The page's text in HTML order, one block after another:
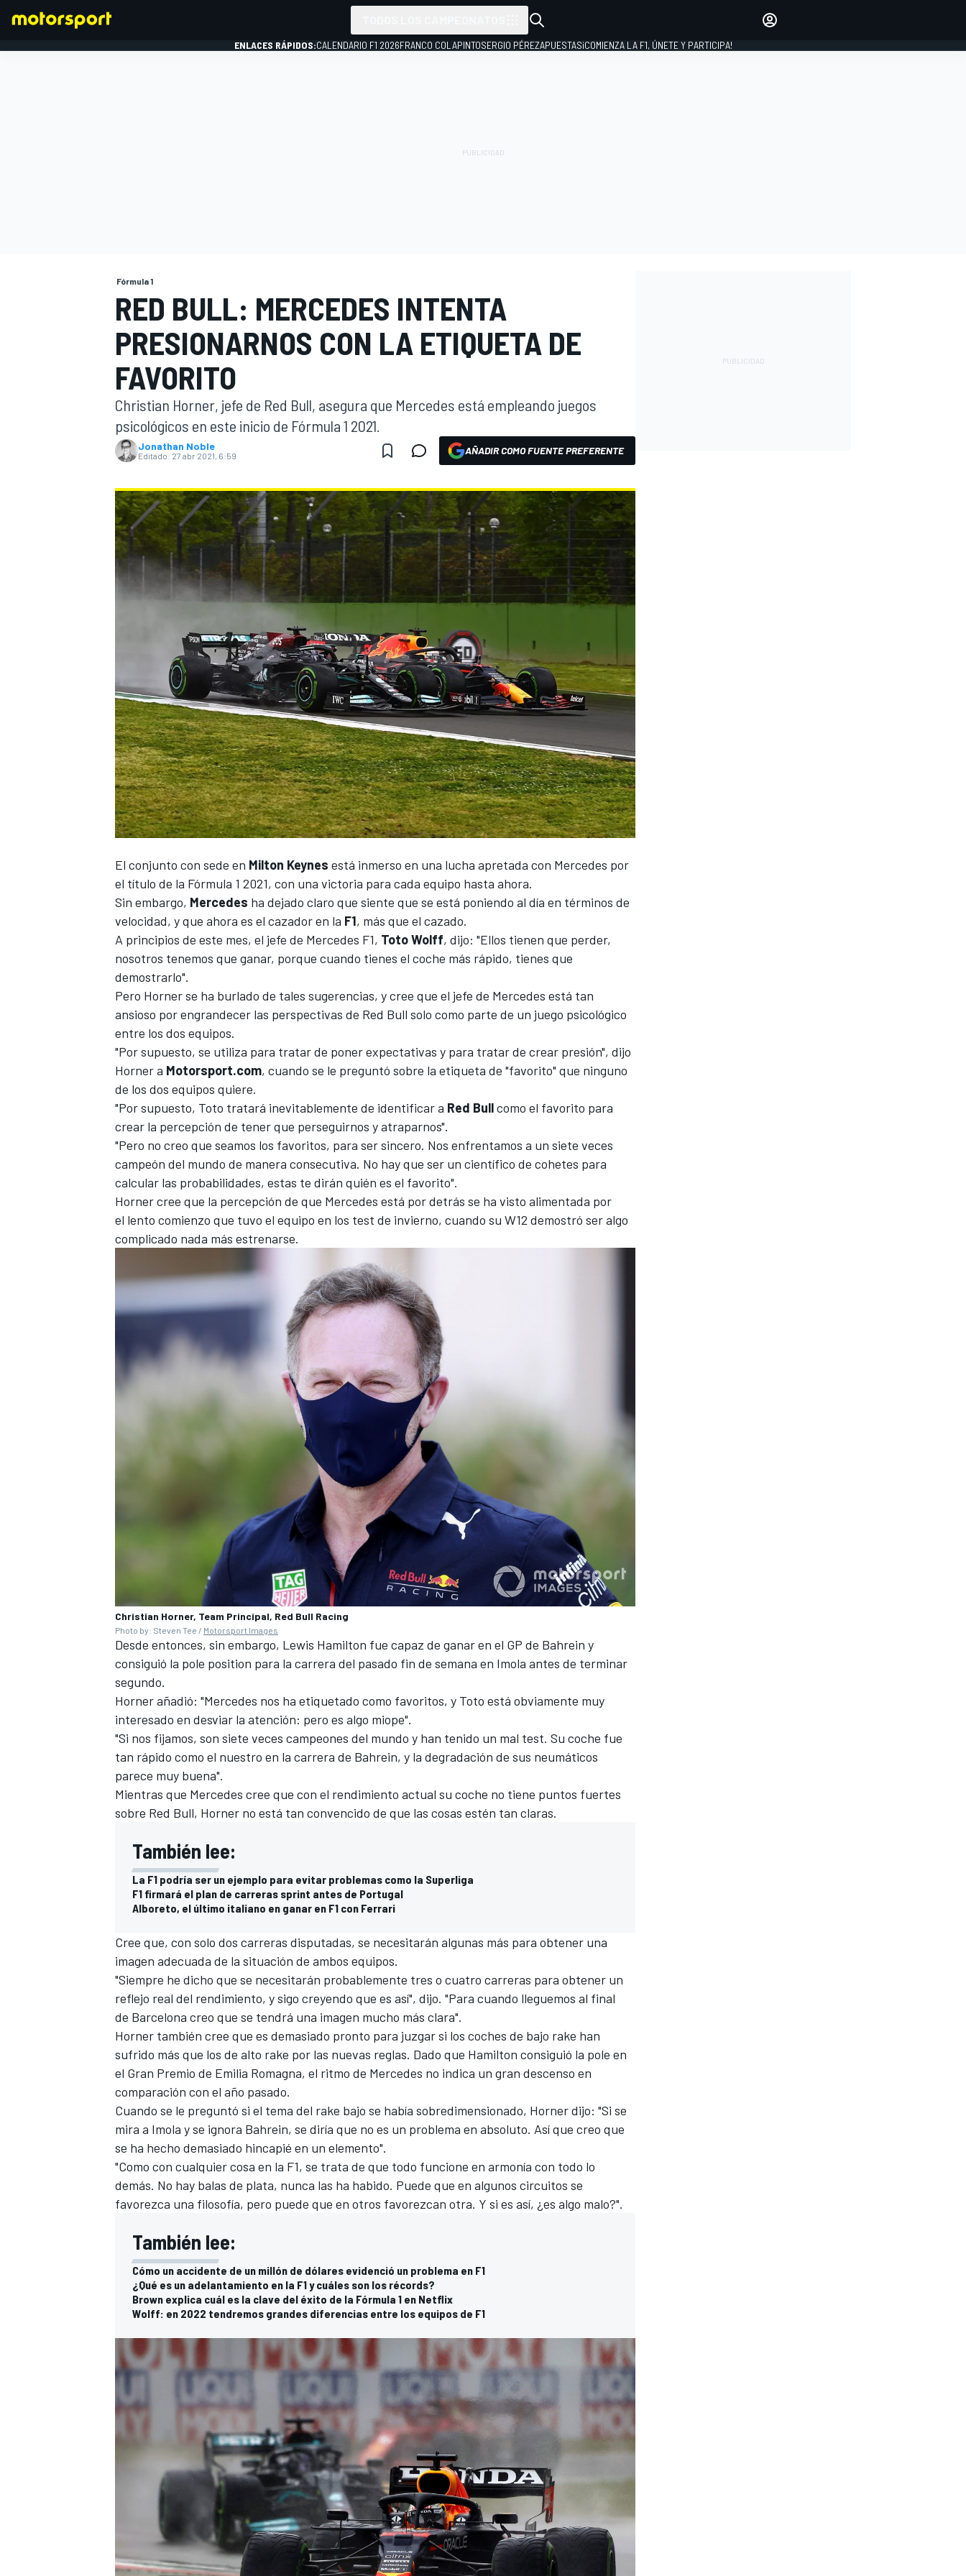
INDYCAR
MOTOGP
NASCAR CUP
FÓRMULA E
WRC
MÁS CATEGORÍAS
INICIAR SESIÓN
ENLACES RÁPIDOS:CALENDARIO F1 2026FRANCO COLAPINTOSERGIO PÉREZAPUESTAS¡COMIENZA LA F1, ÚNETE Y PARTICIPA!
Fórmula 1
RED BULL: MERCEDES INTENTA
PRESIONARNOS CON LA ETIQUETA DE
FAVORITO
Christian Horner, jefe de Red Bull, asegura que Mercedes está empleando juegos
psicológicos en este inicio de Fórmula 1 2021.
Jonathan Noble
Editado: 27 abr 2021, 6:59 AÑADIR COMO FUENTE PREFERENTE
El conjunto con sede en Milton Keynes está inmerso en una lucha apretada con Mercedes por
el título de la Fórmula 1 2021, con una victoria para cada equipo hasta ahora.
Sin embargo, Mercedes ha dejado claro que siente que se está poniendo al día en términos de
velocidad, y que ahora es el cazador en la F1, más que el cazado.
A principios de este mes, el jefe de Mercedes F1, Toto Wolff, dijo: "Ellos tienen que perder,
nosotros tenemos que ganar, porque cuando tienes el coche más rápido, tienes que
demostrarlo".
Pero Horner se ha burlado de tales sugerencias, y cree que el jefe de Mercedes está tan
ansioso por engrandecer las perspectivas de Red Bull solo como parte de un juego psicológico
entre los dos equipos.
"Por supuesto, se utiliza para tratar de poner expectativas y para tratar de crear presión", dijo
Horner a Motorsport.com, cuando se le preguntó sobre la etiqueta de "favorito" que ninguno
de los dos equipos quiere.
"Por supuesto, Toto tratará inevitablemente de identificar a Red Bullcomo el favorito para
crear la percepción de tener que perseguirnos y atraparnos".
"Pero no creo que seamos los favoritos, para ser sincero. Nos enfrentamos a un siete veces
campeón del mundo de manera consecutiva. No hay que ser un científico de cohetes para
calcular las probabilidades, estas te dirán quién es el favorito".
Horner cree que la percepción de que Mercedes está por detrás se ha visto alimentada por
el lento comienzo que tuvo el equipo en los test de invierno, cuando su W12 demostró ser algo
complicado nada más estrenarse.
Christian Horner, Team Principal, Red Bull Racing
Photo by: Steven Tee / Motorsport Images
Desde entonces, sin embargo, Lewis Hamilton fue capaz de ganar en el GP de Bahrein y
consiguió la pole position para la carrera del pasado fin de semana en Imola antes de terminar
segundo.
Horner añadió: "Mercedes nos ha etiquetado como favoritos, y Toto está obviamente muy
interesado en desviar la atención: pero es algo miope".
"Si nos fijamos, son siete veces campeones del mundo y han tenido un mal test. Su coche fue
tan rápido como el nuestro en la carrera de Bahrein, y la degradación de sus neumáticos
parece muy buena".
Mientras que Mercedes cree que con el rendimiento actual su coche no tiene puntos fuertes
sobre Red Bull, Horner no está tan convencido de que las cosas estén tan claras.
También lee:
La F1 podría ser un ejemplo para evitar problemas como la Superliga
F1 firmará el plan de carreras sprint antes de Portugal
Alboreto, el último italiano en ganar en F1 con Ferrari
Cree que, con solo dos carreras disputadas, se necesitarán algunas más para obtener una
imagen adecuada de la situación de ambos equipos.
"Siempre he dicho que se necesitarán probablemente tres o cuatro carreras para obtener un
reflejo real del rendimiento, y sigo creyendo que es así", dijo. "Para cuando lleguemos al final
de Barcelona creo que se tendrá una imagen mucho más clara".
Horner también cree que es demasiado pronto para juzgar si los coches de bajo rake han
sufrido más que los de alto rake por las nuevas reglas. Dado que Hamilton consiguió la pole en
el Gran Premio de Emilia Romagna, el ritmo de Mercedes no indica un gran descenso en
comparación con el año pasado.
Cuando se le preguntó si el tema del rake bajo se había sobredimensionado, Horner dijo: "Si se
mira a Imola y se ignora Bahrein, se diría que no es un problema en absoluto. Así que creo que
se ha hecho demasiado hincapié en un elemento".
"Como con cualquier cosa en la F1, se trata de que todo funcione en armonía con todo lo
demás. No hay balas de plata, nunca las ha habido. Puede que en algunos circuitos se
favorezca una filosofía, pero puede que en otros favorezcan otra. Y si es así, ¿es algo malo?".
También lee:
Cómo un accidente de un millón de dólares evidenció un problema en F1
¿Qué es un adelantamiento en la F1 y cuáles son los récords?
Brown explica cuál es la clave del éxito de la Fórmula 1 en Netflix
Wolff: en 2022 tendremos grandes diferencias entre los equipos de F1